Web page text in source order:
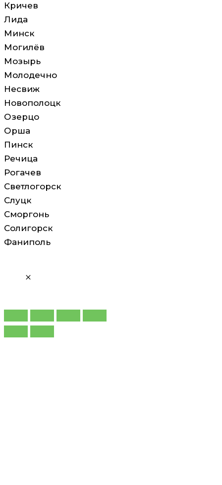
Кричев
Лида
Минск
Могилёв
Мозырь
Молодечно
Несвиж
Новополоцк
Озерцо
Орша
Пинск
Речица
Рогачев
Светлогорск
Слуцк
Сморгонь
Солигорск
Фаниполь